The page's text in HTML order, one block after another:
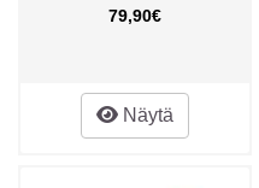
79,90€
Näytä